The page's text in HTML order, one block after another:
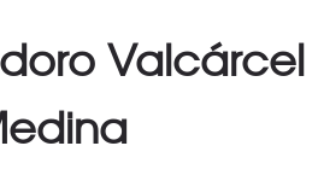
Valcárcel